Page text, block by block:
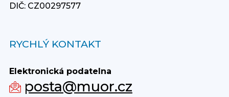
DIČ: CZ00297577
RYCHLÝ KONTAKT
Elektronická podatelna
posta@muor.cz